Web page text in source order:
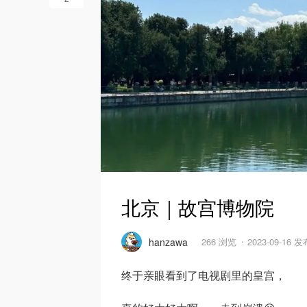
北京｜故宫博物院
hanzawa 266 浏览 2023-09-16 发
终于亲眼看到了电视剧里的皇宫，